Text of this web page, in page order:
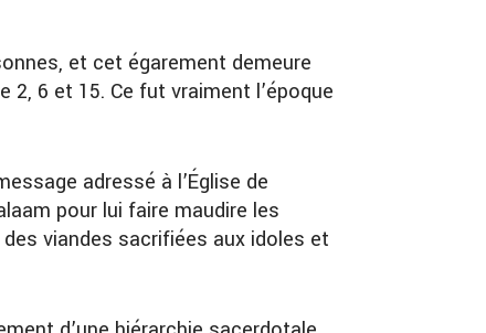
et cet égarement demeure
6 et 15. Ce fut vraiment l’époque
adressé à l’Église de
pour lui faire maudire les
viandes sacrifiées aux idoles et